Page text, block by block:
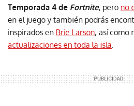
Temporada 4 de Fortnite, pero no
en el juego y también podrás
inspirados en Brie Larson, así como
actualizaciones en toda la isla